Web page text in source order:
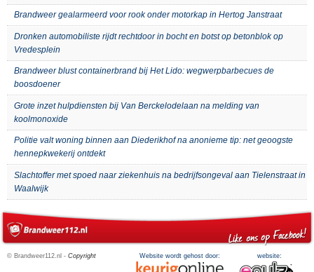
Brandweer gealarmeerd voor rook onder motorkap in Hertog Janstraat
Dronken automobiliste rijdt rechtdoor in bocht en botst op betonblok op
Vredesplein
Brandweer blust containerbrand bij Het Lido: wegwerpbarbecues de
boosdoener
Grote inzet hulpdiensten bij Van Berckelodelaan na melding van
koolmonoxide
Politie valt woning binnen aan Diederikhof na anonieme tip: net geoogste
hennepkwekerij ontdekt
Slachtoffer met spoed naar ziekenhuis na bedrijfsongeval aan Tielenstraat in
Waalwijk
© Brandweer112.nl - Copyright Website wordt gehost door: website: